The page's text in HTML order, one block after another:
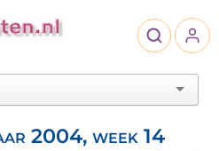
2004, week 14